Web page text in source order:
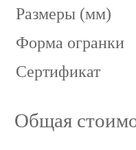
Размеры (мм)
Форма огранки
Сертификат
Общая